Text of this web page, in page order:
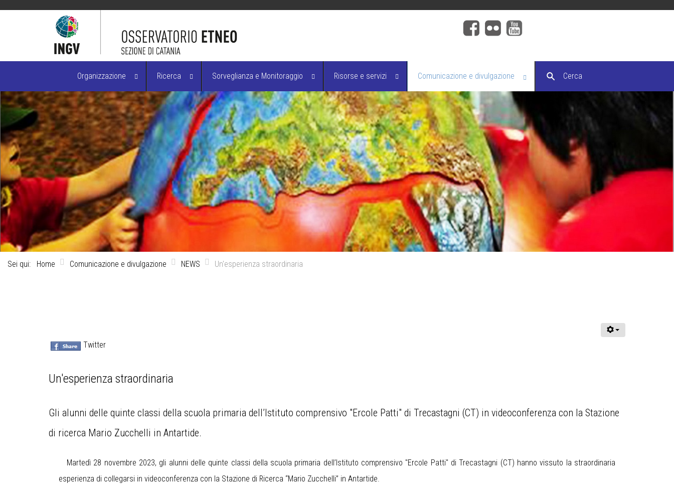
Organizzazione Ricerca Sorveglianza e Monitoraggio Risorse e servizi Comunicazione e divulgazione Cerca
Sei qui: Home Comunicazione e divulgazione NEWS Un'esperienza straordinaria
Twitter
Un'esperienza straordinaria
Gli alunni delle quinte classi della scuola primaria dell’Istituto comprensivo "Ercole Patti" di Trecastagni (CT) in videoconferenza con la Stazione
di ricerca Mario Zucchelli in Antartide.
Martedì 28 novembre 2023, gli alunni delle quinte classi della scuola primaria dell’Istituto comprensivo "Ercole Patti" di Trecastagni (CT) hanno vissuto la straordinaria
esperienza di collegarsi in videoconferenza con la Stazione di Ricerca “Mario Zucchelli” in Antartide.